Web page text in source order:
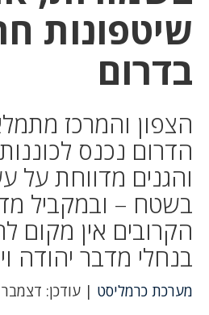
שיטפונות
בדרום
הצפון והמרכז
הדרום נכנס
והגנים מדווחת על
בשטח – ובמקביל
הקרובים אין מקום
בנחלי מדבר יהודה
מערכת כרמליסט | עודכן: דצמבר 28, 2025